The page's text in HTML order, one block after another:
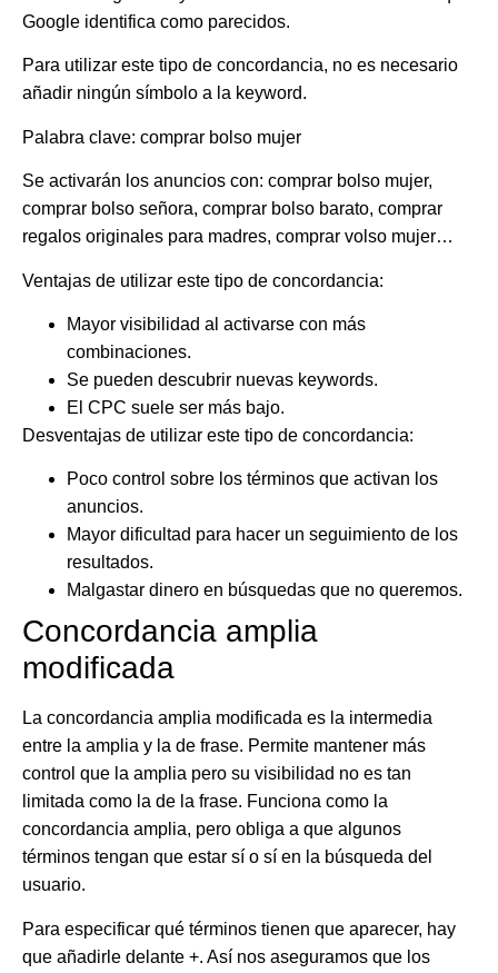
Google identifica como parecidos.
Para utilizar este tipo de concordancia, no es necesario
añadir ningún símbolo a la keyword.
Palabra clave: comprar bolso mujer
Se activarán los anuncios con: comprar bolso mujer,
comprar bolso señora, comprar bolso barato, comprar
regalos originales para madres, comprar volso mujer…
Ventajas de utilizar este tipo de concordancia:
Mayor visibilidad al activarse con más
combinaciones.
Se pueden descubrir nuevas keywords.
El CPC suele ser más bajo.
Desventajas de utilizar este tipo de concordancia:
Poco control sobre los términos que activan los
anuncios.
Mayor dificultad para hacer un seguimiento de los
resultados.
Malgastar dinero en búsquedas que no queremos.
Concordancia amplia
modificada
La concordancia amplia modificada es la intermedia
entre la amplia y la de frase. Permite mantener más
control que la amplia pero su visibilidad no es tan
limitada como la de la frase. Funciona como la
concordancia amplia, pero obliga a que algunos
términos tengan que estar sí o sí en la búsqueda del
usuario.
Para especificar qué términos tienen que aparecer, hay
que añadirle delante +. Así nos aseguramos que los